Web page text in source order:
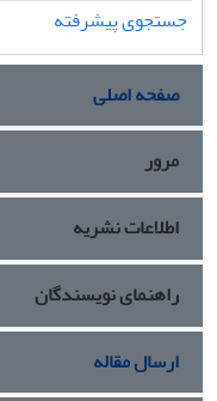
جستجوی پیشرفته
صفحه اصلی
مرور
اطلاعات نشریه
راهنمای نویسندگان
ارسال مقاله